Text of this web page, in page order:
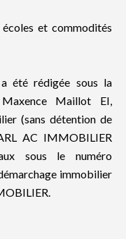
et commodités
été rédigée sous la
Maillot EI,
(sans détention de
AC IMMOBILIER
sous le numéro
immobilier